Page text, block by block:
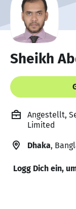
Sheikh
Angestellt,
Limited
Dhaka,
Logg Dich ein,